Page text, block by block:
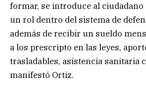
formar, se introduce al ciudadano
un rol dentro del sistema de
además de recibir un sueldo
a los prescripto en las leyes,
trasladables, asistencia sanitaria
manifestó Ortiz.